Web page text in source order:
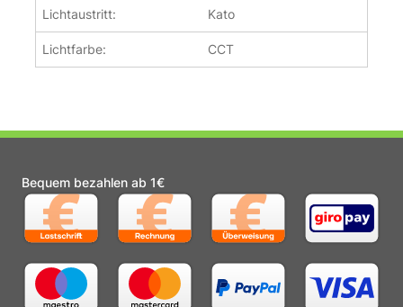
Lichtaustritt: Kato
Lichtfarbe: CCT
Bequem bezahlen ab 1€